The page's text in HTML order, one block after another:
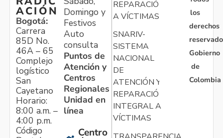
ACIÓN
Bogotá:
Carrera
85D No.
46A – 65
Complejo
logístico
San
Cayetano
Horario:
8:00 a.m. –
4:00 p.m.
Código
Domingo y
Festivos
Auto
consulta
Puntos de
Atención y
Centros
Regionales
Unidad en
línea
Centro
REPARACIÓN
A VÍCTIMAS
SNARIV-
SISTEMA
NACIONAL
DE
ATENCIÓN Y
REPARACIÓN
INTEGRAL A
VÍCTIMAS
los
derechos
Gobierno
de
Colombia